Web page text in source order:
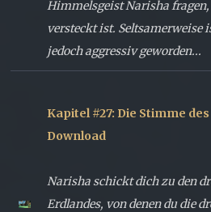
Himmelsgeist Narisha
versteckt ist. Seltsamerweise
jedoch aggressiv geworden...
Kapitel #27: Die Stimme
Download
Narisha schickt dich zu den
Erdlandes, von denen du die